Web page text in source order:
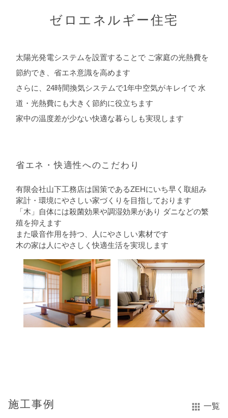
ゼロエネルギー住宅
太陽光発電システムを設置することで ご家庭の光熱費を
節約でき、省エネ意識を高めます
さらに、24時間換気システムで1年中空気がキレイで 水
道・光熱費にも大きく節約に役立ちます
家中の温度差が少ない快適な暮らしも実現します
省エネ・快適性へのこだわり
有限会社山下工務店は国策であるZEHにいち早く取組み
家計・環境にやさしい家づくりを目指しております
「木」自体には殺菌効果や調湿効果があり ダニなどの繁
殖を抑えます
また吸音作用を持つ、人にやさしい素材です
木の家は人にやさしく快適生活を実現します
施工事例 一覧